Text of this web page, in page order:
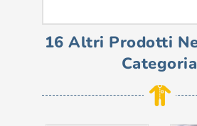
16 Altri Prodotti
Categoria